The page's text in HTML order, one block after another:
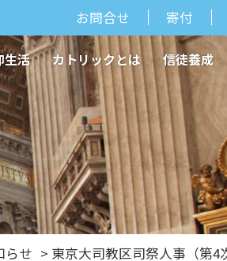
お問合せ 寄付
生活 カトリックとは 信徒養成
らせ > 東京大司教区司祭人事（第4